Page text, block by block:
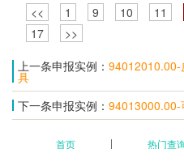
<< 1 9 10 11
17
>>
上一条申报实例： 94012010.00-
具
下一条申报实例： 94013000.00-
首页 热门查